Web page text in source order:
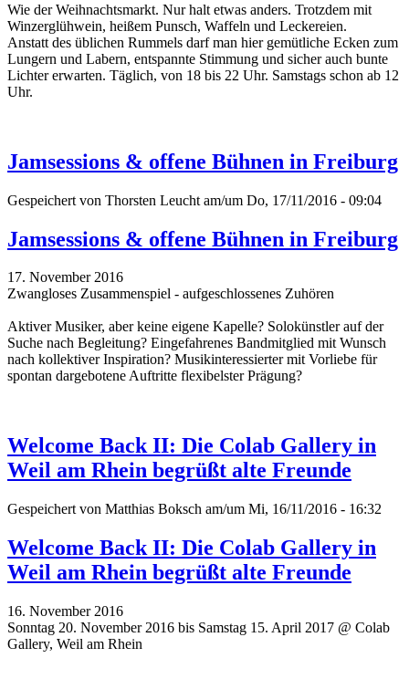
Wie der Weihnachtsmarkt. Nur halt etwas anders. Trotzdem mit
Winzerglühwein, heißem Punsch, Waffeln und Leckereien.
Anstatt des üblichen Rummels darf man hier gemütliche Ecken zum
Lungern und Labern, entspannte Stimmung und sicher auch bunte
Lichter erwarten. Täglich, von 18 bis 22 Uhr. Samstags schon ab 12
Uhr.
Jamsessions & offene Bühnen in Freiburg
Gespeichert von Thorsten Leucht am/um Do, 17/11/2016 - 09:04
Jamsessions & offene Bühnen in Freiburg
17. November 2016
Zwangloses Zusammenspiel - aufgeschlossenes Zuhören
Aktiver Musiker, aber keine eigene Kapelle? Solokünstler auf der
Suche nach Begleitung? Eingefahrenes Bandmitglied mit Wunsch
nach kollektiver Inspiration? Musikinteressierter mit Vorliebe für
spontan dargebotene Auftritte flexibelster Prägung?
Welcome Back II: Die Colab Gallery in
Weil am Rhein begrüßt alte Freunde
Gespeichert von Matthias Boksch am/um Mi, 16/11/2016 - 16:32
Welcome Back II: Die Colab Gallery in
Weil am Rhein begrüßt alte Freunde
16. November 2016
Sonntag 20. November 2016 bis Samstag 15. April 2017 @ Colab
Gallery, Weil am Rhein